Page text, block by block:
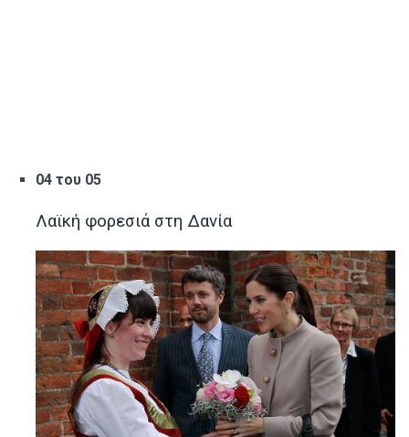
04 του 05
Λαϊκή φορεσιά στη Δανία